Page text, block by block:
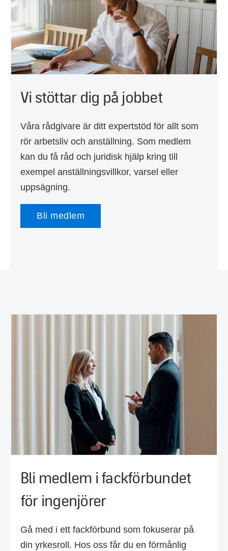
Vi stöttar dig på jobbet
Våra rådgivare är ditt expertstöd för allt som
rör arbetsliv och anställning. Som medlem
kan du få råd och juridisk hjälp kring till
exempel anställningsvillkor, varsel eller
uppsägning.
Bli medlem
Bli medlem i fackförbundet
för ingenjörer
Gå med i ett fackförbund som fokuserar på
din yrkesroll. Hos oss får du en förmånlig